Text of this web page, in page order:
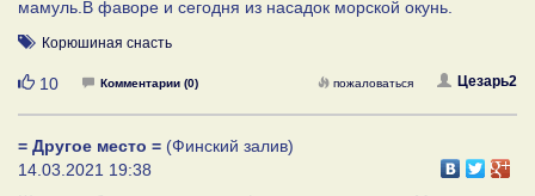
мамуль.В фаворе и сегодня из насадок морской окунь.
Корюшиная снасть
Нравится
10 Комментарии (0) Цезарь2
пожаловаться
= Другое место = (Финский залив)
14.03.2021 19:38